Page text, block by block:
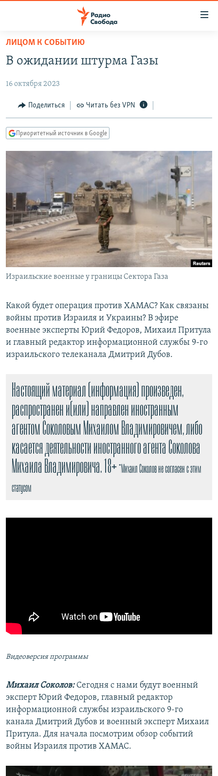
упрощенного
доступа
содержанию
Вернутся
Вернутся
поиску
ПОДКАСТЫ
АВТОРСКИЕ ПРОЕКТЫ
ЦИТАТЫ СВОБОДЫ
КУЛЬТУРА
КАВКАЗ.РЕАЛИИ
СЕВЕР.РЕАЛИИ
СИБИРЬ.РЕАЛИИ
РАСПИСАНИЕ ВЕЩАНИЯ
ПОДПИШИТЕСЬ НА РАССЫЛКУ
Все сайты РСЕ/РС
ЛИЦОМ К СОБЫТИЮ
В ожидании штурма Газы
16 октября 2023
Поделиться Читать без VPN
Приоритетный источник в Google
Израильские военные у границы Сектора Газа
Какой будет операция против ХАМАС? Как связаны
войны против Израиля и Украины? В эфире
военные эксперты Юрий Федоров, Михаил Притула
и главный редактор информационной службы 9-го
израильского телеканала Дмитрий Дубов.
Настоящий материал (информация) произведен,
распространен и(или) направлен иностранным
агентом Соколовым Михаилом Владимировичем, либо
касается деятельности иностранного агента Соколова
Михаила Владимировича. 18+*Михаил Соколов не согласен с этим
статусом
Видеоверсия программы
Михаил Соколов:Сегодня с нами будут военный
эксперт Юрий Федоров, главный редактор
информационной службы израильского 9-го
канала Дмитрий Дубов и военный эксперт Михаил
Притула. Для начала посмотрим обзор событий
войны Израиля против ХАМАС.